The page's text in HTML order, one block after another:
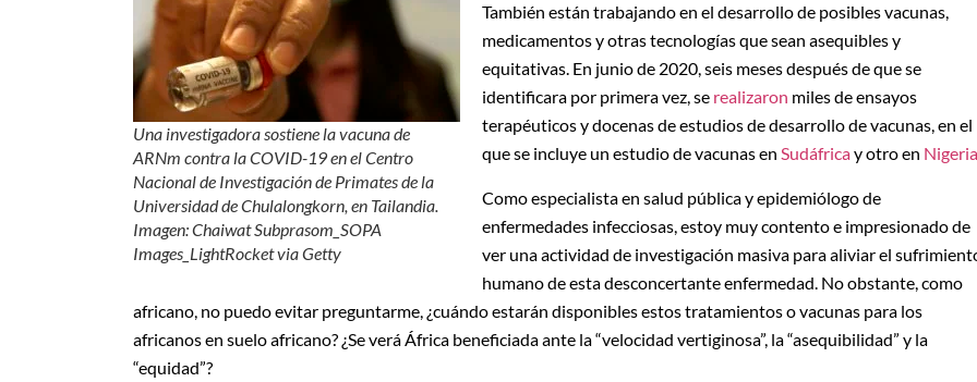
Una investigadora sostiene la vacuna de
ARNm contra la COVID-19 en el Centro
Nacional de Investigación de Primates de la
Universidad de Chulalongkorn, en Tailandia.
Imagen: Chaiwat Subprasom_SOPA
Images_LightRocket via Getty
También están trabajando en el desarrollo de posibles vacunas,
medicamentos y otras tecnologías que sean asequibles y
equitativas. En junio de 2020, seis meses después de que se
identificara por primera vez, se realizaron miles de ensayos
terapéuticos y docenas de estudios de desarrollo de vacunas, en el
que se incluye un estudio de vacunas en Sudáfricay otro en Nigeria
Como especialista en salud pública y epidemiólogo de
enfermedades infecciosas, estoy muy contento e impresionado de
ver una actividad de investigación masiva para aliviar el
humano de esta desconcertante enfermedad. No obstante, como
africano, no puedo evitar preguntarme, ¿cuándo estarán disponibles estos tratamientos o vacunas para los
africanos en suelo africano? ¿Se verá África beneficiada ante la “velocidad vertiginosa”, la “asequibilidad” y la
“equidad”?